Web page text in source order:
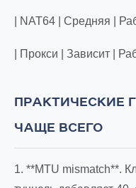
| NAT64 | Средняя |
| Прокси | Зависит |
ПРАКТИЧЕСКИЕ
ЧАЩЕ ВСЕГО
1. **MTU mismatch**.